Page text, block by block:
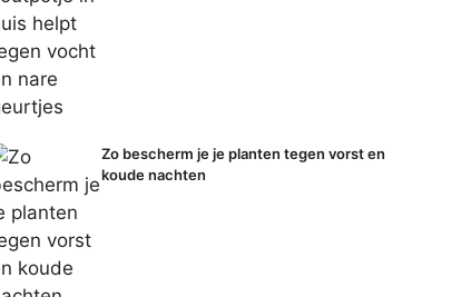
Zo bescherm je je planten tegen vorst en
koude nachten